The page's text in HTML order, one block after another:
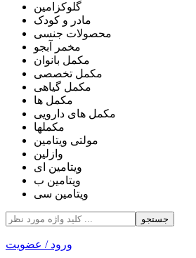
گلوکزامین
مادر و کودک
محصولات جنسی
مخمر آبجو
مکمل بانوان
مکمل تخصصی
مکمل گیاهی
مکمل ها
مکمل های دارویی
مکملها
مولتی ویتامین
وازلین
ویتامین ای
ویتامین ب
ویتامین سی
جستجو
ورود / عضویت